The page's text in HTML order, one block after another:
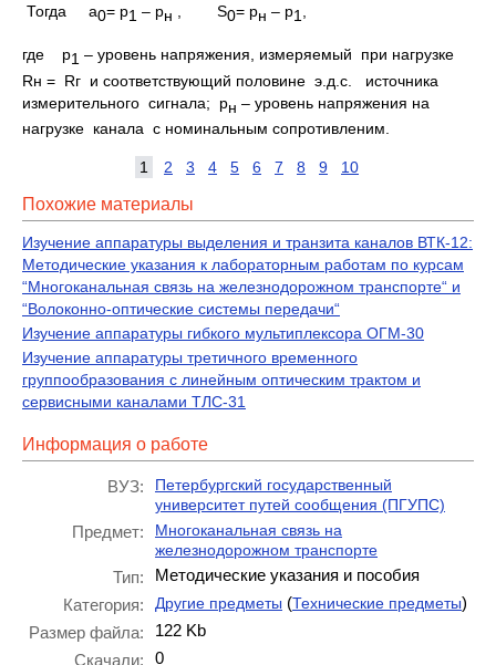
Тогда а0= р1 – рн , S0= рн – р1
где р1 – уровень напряжения, измеряемый при нагрузке
Rн = Rг и соответствующий половине э.д.с. источника
измерительного сигнала; pн – уровень напряжения на
нагрузке канала с номинальным сопротивленим.
1 2 3 4 5 6 7 8 9 10
Похожие материалы
Изучение аппаратуры выделения и транзита каналов ВТК-12:
Методические указания к лабораторным работам по курсам
“Многоканальная связь на железнодорожном транспорте“ и
“Волоконно-оптические системы передачи“
Изучение аппаратуры гибкого мультиплексора ОГМ-30
Изучение аппаратуры третичного временного
группообразования с линейным оптическим трактом и
сервисными каналами ТЛС-31
Информация о работе
ВУЗ:
Петербургский государственный
университет путей сообщения (ПГУПС)
Предмет:
Многоканальная связь на
железнодорожном транспорте
Тип:
Методические указания и пособия
Категория:
Другие предметы (Технические предметы)
Размер файла:
122 Kb
Скачали:
0